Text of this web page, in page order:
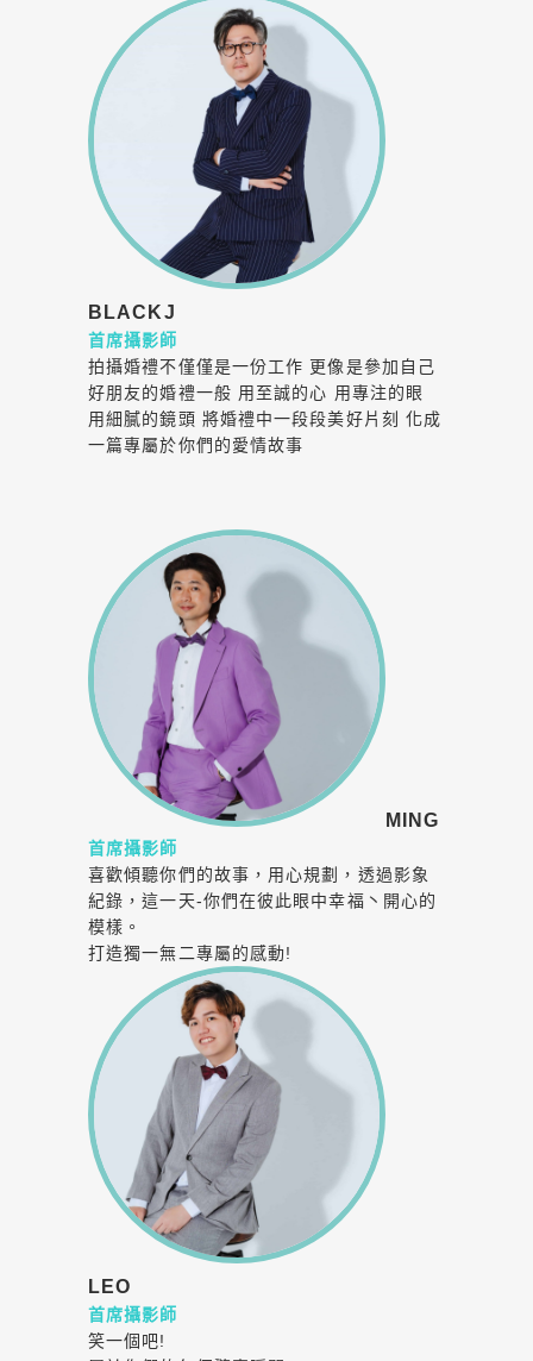
BLACKJ
首席攝影師
拍攝婚禮不僅僅是一份工作 更像是參加自己
好朋友的婚禮一般 用至誠的心 用專注的眼
用細膩的鏡頭 將婚禮中一段段美好片刻 化成
一篇專屬於你們的愛情故事
MING
首席攝影師
喜歡傾聽你們的故事，用心規劃，透過影象
紀錄，這一天-你們在彼此眼中幸福丶開心的
模樣。
打造獨一無二專屬的感動!
LEO
首席攝影師
笑一個吧!